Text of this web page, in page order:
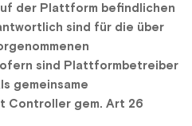
der Plattform befindlichen
sind für die über
sind Plattformbetreiber
gemeinsame
Controller gem. Art 26